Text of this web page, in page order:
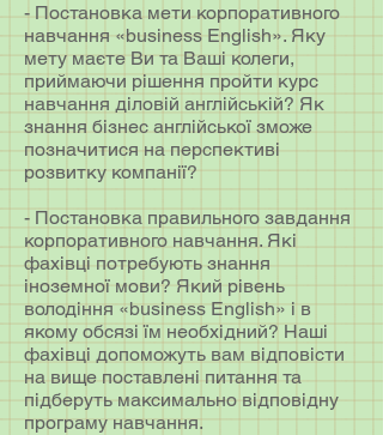
- Постановка мети корпоративного
навчання «business English». Яку
мету маєте Ви та Ваші колеги,
приймаючи рішення пройти курс
навчання діловій англійській? Як
знання бізнес англійської зможе
позначитися на перспективі
розвитку компанії?
- Постановка правильного завдання
корпоративного навчання. Які
фахівці потребують знання
іноземної мови? Який рівень
володіння «business English» і в
якому обсязі їм необхідний? Наші
фахівці допоможуть вам відповісти
на вище поставлені питання та
підберуть максимально відповідну
програму навчання.